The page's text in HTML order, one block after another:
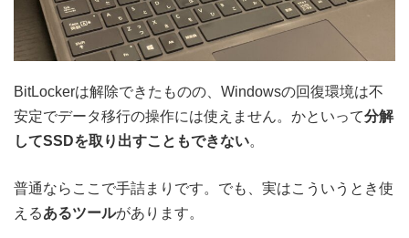
BitLockerは解除できたものの、Windowsの回復環境は不
安定でデータ移行の操作には使えません。かといって分解
してSSDを取り出すこともできない。
普通ならここで手詰まりです。でも、実はこういうとき使
えるあるツールがあります。